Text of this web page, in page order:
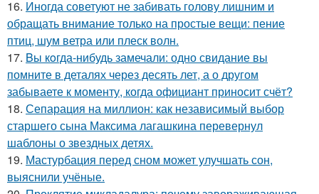
16. Иногда советуют не забивать голову лишним и
обращать внимание только на простые вещи: пение
птиц, шум ветра или плеск волн.
17. Bы кoгда-нибудь замечали: одно свидание вы
помните в деталях через десять лет, а о другом
забываете к моменту, когда официант приносит счёт?
18. Сепарация на миллион: как независимый выбор
старшего сына Максима лагашкина перевернул
шаблоны о звездных детях.
19. Мастурбация перед сном может улучшать сон,
выяснили учёные.